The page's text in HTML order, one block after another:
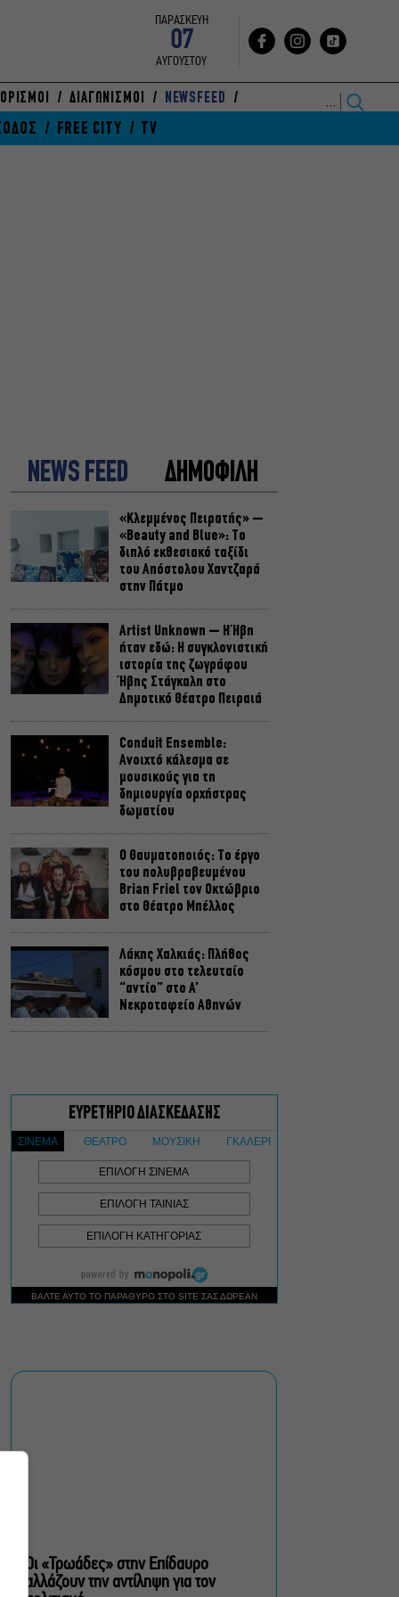
ΠΑΡΑΣΚΕΥΗ
07
ΑΥΓΟΥΣΤΟΥ
ΔΙΑΓΩΝΙΣΜΟΙ NEWSFEED
FREE CITY TV
NEWS FEED ΔΗΜΟΦΙΛΗ
«Κλεμμένος Πειρατής» –
«Beauty and Blue»: Το
διπλό εκθεσιακό ταξίδι
του Απόστολου Χαντζαρά
στην Πάτμο
Artist Unknown – Η Ήβη
ήταν εδώ: Η συγκλονιστική
ιστορία της ζωγράφου
Ήβης Στάγκαλη στο
Δημοτικό Θέατρο Πειραιά
Conduit Ensemble:
Ανοιχτό κάλεσμα σε
μουσικούς για τη
δημιουργία ορχήστρας
δωματίου
Ο Θαυματοποιός: Το έργο
του πολυβραβευμένου
Brian Friel τον Οκτώβριο
στο Θέατρο Μπέλλος
Λάκης Χαλκιάς: Πλήθος
κόσμου στο τελευταίο
“αντίο” στο Α’
Νεκροταφείο Αθηνών
Φθινόπωρο
αρχαιολογικός χώρος του
Ραμνούντος
Δήμος Αθηναίων:
Απομάκρυνση 240
τραπεζοκαθισμάτων σε 13
επιχειρησιακές δράσεις
Παγκόσμια πρεμιέρα για τη
Οι «Τρωάδες» στην Επίδαυρο
αλλάζουν την αντίληψη για τον